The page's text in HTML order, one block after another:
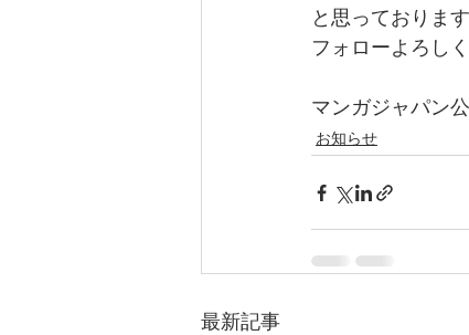
と思っております
フォローよろし
マンガジャパン
お知らせ
最新記事